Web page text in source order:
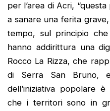
per l’area di Acri,
a sanare una ferita
tempo, sul principio
hanno addirittura una
Rocco La Rizza, che
di Serra San Bruno,
dell’iniziativa popolare
che i territori sono in